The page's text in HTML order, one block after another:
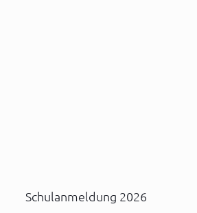
Schulanmeldung 2026